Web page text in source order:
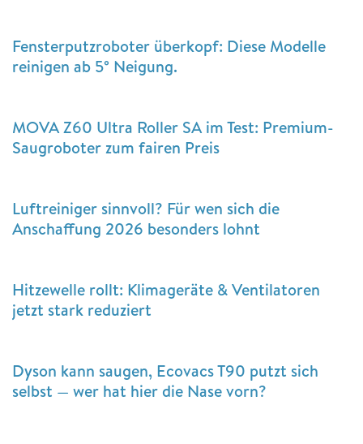
Fensterputzroboter überkopf: Diese Modelle
reinigen ab 5° Neigung.
MOVA Z60 Ultra Roller SA im Test: Premium-
Saugroboter zum fairen Preis
Luftreiniger sinnvoll? Für wen sich die
Anschaffung 2026 besonders lohnt
Hitzewelle rollt: Klimageräte & Ventilatoren
jetzt stark reduziert
Dyson kann saugen, Ecovacs T90 putzt sich
selbst — wer hat hier die Nase vorn?